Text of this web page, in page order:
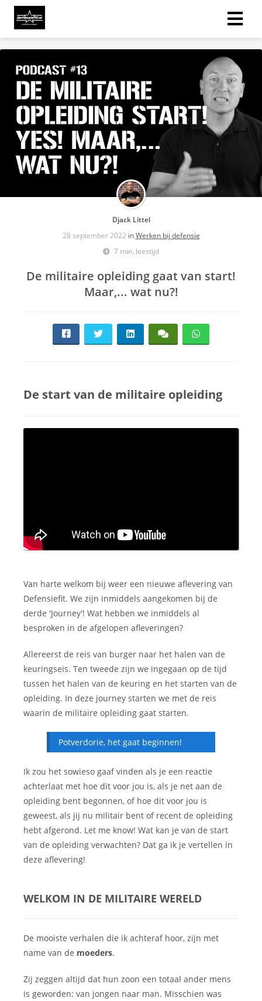
Djack Littel
28 september 2022 inWerken bij defensie
7 min. leestijd
De militaire opleiding gaat van start!
Maar,... wat nu?!
De start van de militaire opleiding
Van harte welkom bij weer een nieuwe aflevering van
Defensiefit. We zijn inmiddels aangekomen bij de
derde 'Journey'! Wat hebben we inmiddels al
besproken in de afgelopen afleveringen?
Allereerst de reis van burger naar het halen van de
keuringseis. Ten tweede zijn we ingegaan op de tijd
tussen het halen van de keuring en het starten van de
opleiding. In deze journey starten we met de reis
waarin de militaire opleiding gaat starten.
Potverdorie, het gaat beginnen!
Ik zou het sowieso gaaf vinden als je een reactie
achterlaat met hoe dit voor jou is, als je net aan de
opleiding bent begonnen, of hoe dit voor jou is
geweest, als jij nu militair bent of recent de opleiding
hebt afgerond. Let me know! Wat kan je van de start
van de opleiding verwachten? Dat ga ik je vertellen in
deze aflevering!
WELKOM IN DE MILITAIRE WERELD
De mooiste verhalen die ik achteraf hoor, zijn met
name van de moeders.
Zij zeggen altijd dat hun zoon een totaal ander mens
is geworden: van jongen naar man. Misschien was